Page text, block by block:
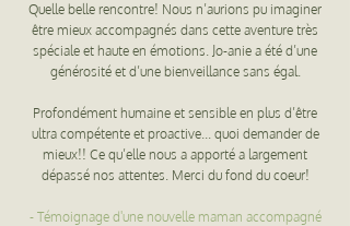
Quelle belle rencontre! Nous n’aurions pu imaginer
être mieux accompagnés dans cette aventure très
spéciale et haute en émotions. Jo-anie a été d’une
générosité et d’une bienveillance sans égal.
Profondément humaine et sensible en plus d’être
ultra compétente et proactive... quoi demander de
mieux!! Ce qu’elle nous a apporté a largement
dépassé nos attentes. Merci du fond du coeur!
- Témoignage d'une nouvelle maman accompagné